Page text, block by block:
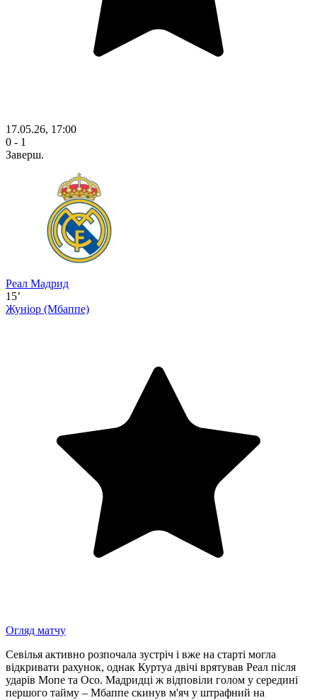
17.05.26, 17:00
0 - 1
Заверш.
Реал Мадрид
15’
Жуніор (Мбаппе)
Огляд матчу
Севілья активно розпочала зустріч і вже на старті могла
відкривати рахунок, однак Куртуа двічі врятував Реал після
ударів Мопе та Осо. Мадридці ж відповіли голом у середині
першого тайму – Мбаппе скинув м'яч у штрафний на